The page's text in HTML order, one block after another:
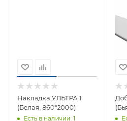
Накладка УЛЬТРА 1
(Белая, 860*2000)
Есть в наличии: 1